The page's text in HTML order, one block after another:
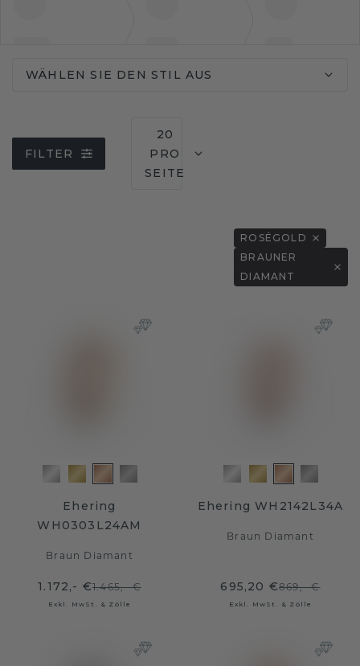
WÄHLEN SIE DEN STIL AUS
FILTER
20
PRO
SEITE
ROSÉGOLD
BRAUNER
DIAMANT
Ehering
WH0303L24AM
Braun Diamant
1.172,- €1.465,- €
Exkl. MwSt. & Zölle
Ehering WH2142L34A
Braun Diamant
695,20 €869,- €
Exkl. MwSt. & Zölle